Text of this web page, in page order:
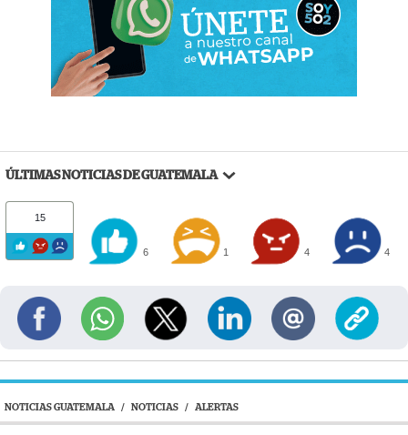
ÚLTIMAS NOTICIAS DE GUATEMALA
15
6 1 4 4
NOTICIAS GUATEMALA / NOTICIAS / ALERTAS